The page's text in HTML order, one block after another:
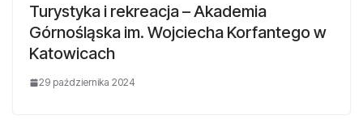
Turystyka i rekreacja – Akademia
Górnośląska im. Wojciecha Korfantego w
Katowicach
29 października 2024